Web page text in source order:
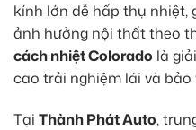
kính lớn dễ hấp thụ nhiệt,
ảnh hưởng nội thất theo
cách nhiệt Colorado là
cao trải nghiệm lái và bảo
Tại Thành Phát Auto,